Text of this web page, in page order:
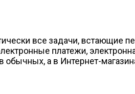
все задачи, встающие
платежи,
обычных, а в Интернет-